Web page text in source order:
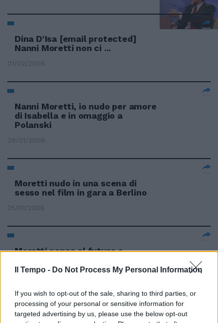
Il Tempo - Do Not Process My Personal Information
If you wish to opt-out of the sale, sharing to third parties, or
processing of your personal or sensitive information for
targeted advertising by us, please use the below opt-out
Dina D'Isa [email protected]
Nanni Moretti non ci ...
01/02/2008
Nanni Moretti, io nudo per amore
di Isabella e in omaggio a
Polanski
29/01/2008
Moretti nudo in una scena di
sesso nel film in gara a Berlino
25/01/2008
Moretti pensa al futuro e
01/12/2007
Moretti Polegato: «Il mini dollaro